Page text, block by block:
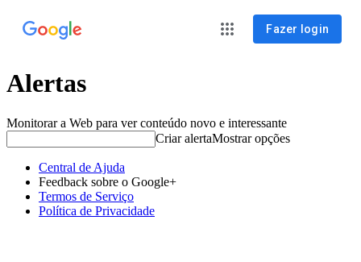
Fazer login
Alertas
Monitorar a Web para ver conteúdo novo e interessante
Criar alertaMostrar opções
Central de Ajuda
Feedback sobre o Google+
Termos de Serviço
Política de Privacidade